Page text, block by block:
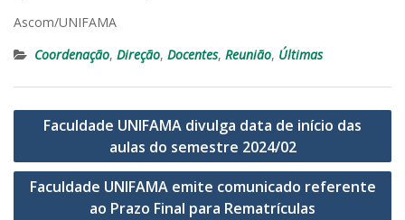
Ascom/UNIFAMA
Coordenação, Direção, Docentes, Reunião, Últimas
Navegação
Post
Faculdade UNIFAMA divulga data de início das
aulas do semestre 2024/02
Faculdade UNIFAMA emite comunicado referente
ao Prazo Final para Rematrículas